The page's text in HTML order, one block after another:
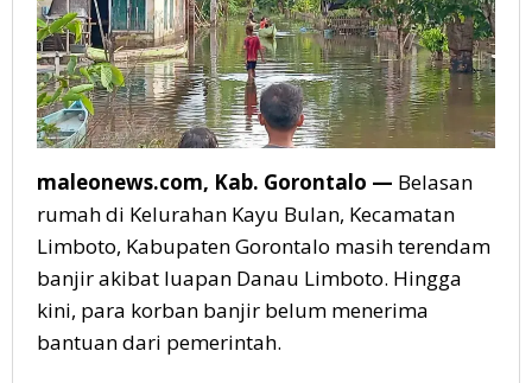
maleonews.com, Kab. Gorontalo — Belasan
rumah di Kelurahan Kayu Bulan, Kecamatan
Limboto, Kabupaten Gorontalo masih terendam
banjir akibat luapan Danau Limboto. Hingga
kini, para korban banjir belum menerima
bantuan dari pemerintah.